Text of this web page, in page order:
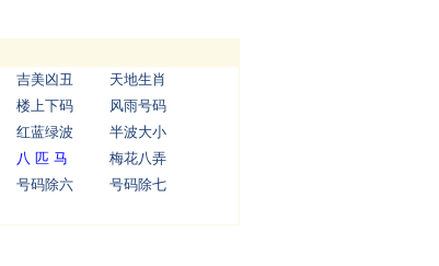
吉美凶丑
天地生肖
楼上下码
风雨号码
红蓝绿波
半波大小
八 匹 马
梅花八弄
号码除六
号码除七